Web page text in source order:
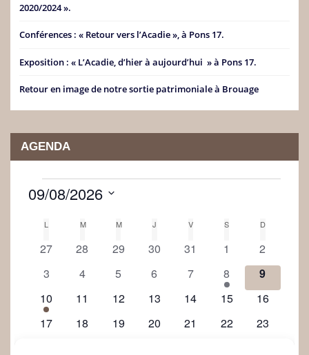
2020/2024 ».
Conférences : « Retour vers l’Acadie », à Pons 17.
Exposition : « L’Acadie, d’hier à aujourd’hui » à Pons 17.
Retour en image de notre sortie patrimoniale à Brouage
AGENDA